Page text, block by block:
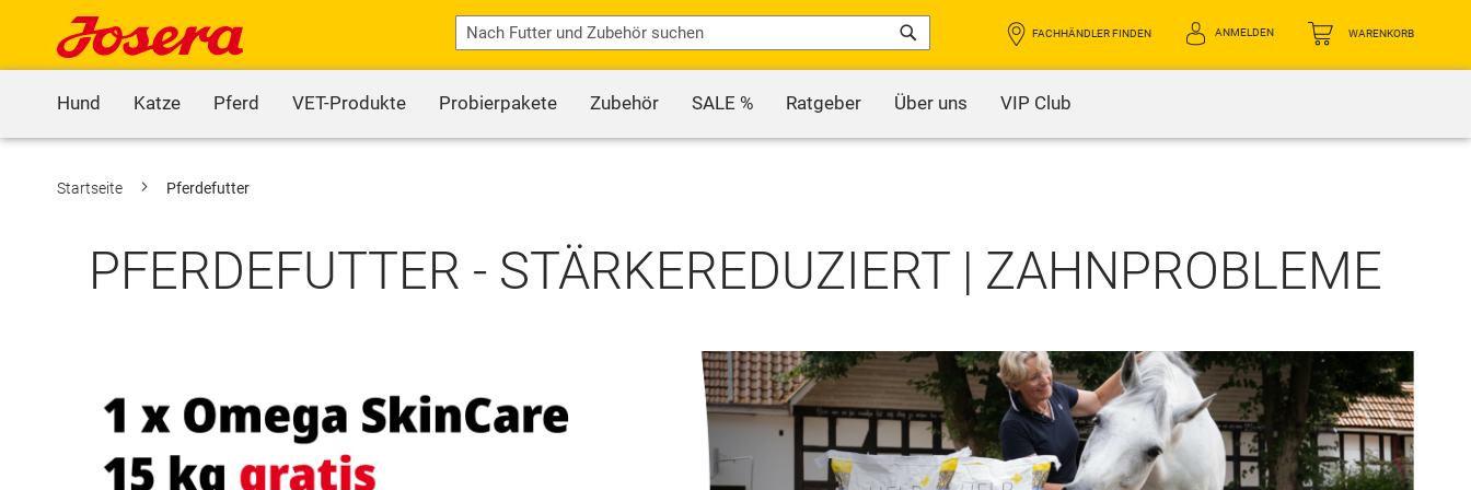
WARENKORB
FACHHÄNDLER FINDEN ANMELDEN
Search
Hund
Katze Pferd VET-Produkte Probierpakete Zubehör SALE % Ratgeber Über uns VIP Club
Startseite Pferdefutter
PFERDEFUTTER - STÄRKEREDUZIERT | ZAHNPROBLEME